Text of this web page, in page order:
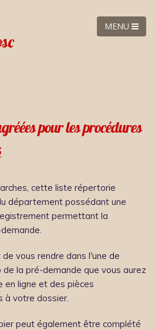
MENU
pour les procédures
cette liste répertorie
département possédant une
permettant la
vous rendre dans l'une de
de la pré-demande que vous aurez
ligne et des pièces
à votre dossier.
peut également être complété